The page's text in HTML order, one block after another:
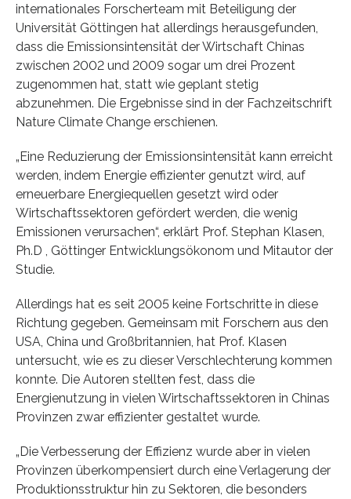
internationales Forscherteam mit Beteiligung der
Universität Göttingen hat allerdings herausgefunden,
dass die Emissionsintensität der Wirtschaft Chinas
zwischen 2002 und 2009 sogar um drei Prozent
zugenommen hat, statt wie geplant stetig
abzunehmen. Die Ergebnisse sind in der Fachzeitschrift
Nature Climate Change erschienen.
„Eine Reduzierung der Emissionsintensität kann erreicht
werden, indem Energie effizienter genutzt wird, auf
erneuerbare Energiequellen gesetzt wird oder
Wirtschaftssektoren gefördert werden, die wenig
Emissionen verursachen“, erklärt Prof. Stephan Klasen,
Ph.D , Göttinger Entwicklungsökonom und Mitautor der
Studie.
Allerdings hat es seit 2005 keine Fortschritte in diese
Richtung gegeben. Gemeinsam mit Forschern aus den
USA, China und Großbritannien, hat Prof. Klasen
untersucht, wie es zu dieser Verschlechterung kommen
konnte. Die Autoren stellten fest, dass die
Energienutzung in vielen Wirtschaftssektoren in Chinas
Provinzen zwar effizienter gestaltet wurde.
„Die Verbesserung der Effizienz wurde aber in vielen
Provinzen überkompensiert durch eine Verlagerung der
Produktionsstruktur hin zu Sektoren, die besonders